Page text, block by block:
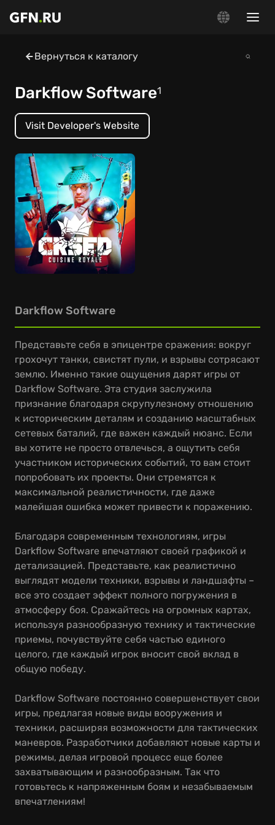
Вернуться к каталогу
Darkflow Software1
Visit Developer's Website
Darkflow Software
Представьте себя в эпицентре сражения: вокруг
грохочут танки, свистят пули, и взрывы сотрясают
землю. Именно такие ощущения дарят игры от
Darkflow Software. Эта студия заслужила
признание благодаря скрупулезному отношению
к историческим деталям и созданию масштабных
сетевых баталий, где важен каждый нюанс. Если
вы хотите не просто отвлечься, а ощутить себя
участником исторических событий, то вам стоит
попробовать их проекты. Они стремятся к
максимальной реалистичности, где даже
малейшая ошибка может привести к поражению.
Благодаря современным технологиям, игры
Darkflow Software впечатляют своей графикой и
детализацией. Представьте, как реалистично
выглядят модели техники, взрывы и ландшафты –
все это создает эффект полного погружения в
атмосферу боя. Сражайтесь на огромных картах,
используя разнообразную технику и тактические
приемы, почувствуйте себя частью единого
целого, где каждый игрок вносит свой вклад в
общую победу.
Darkflow Software постоянно совершенствует свои
игры, предлагая новые виды вооружения и
техники, расширяя возможности для тактических
маневров. Разработчики добавляют новые карты и
режимы, делая игровой процесс еще более
захватывающим и разнообразным. Так что
готовьтесь к напряженным боям и незабываемым
впечатлениям!